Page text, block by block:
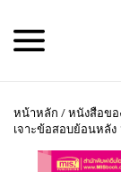
หน้าหลัก /หนังสือขอ
เจาะข้อสอบย้อนหลัง